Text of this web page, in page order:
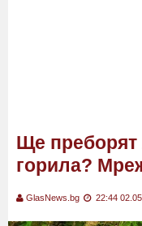
Ще
горила?
GlasNews.bg 22:44